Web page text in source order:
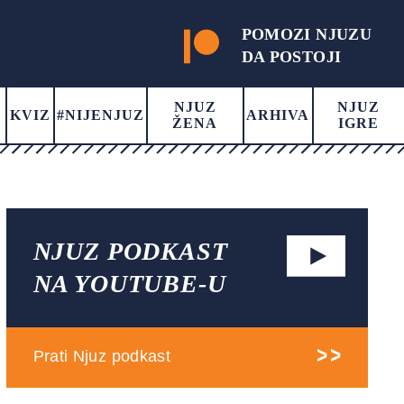
POMOZI NJUZU
DA POSTOJI
KVIZ #NIJENJUZ
NJUZ
ŽENA
ARHIVA
NJUZ
IGRE
NJUZ PODKAST
NA YOUTUBE-U
Prati Njuz podkast